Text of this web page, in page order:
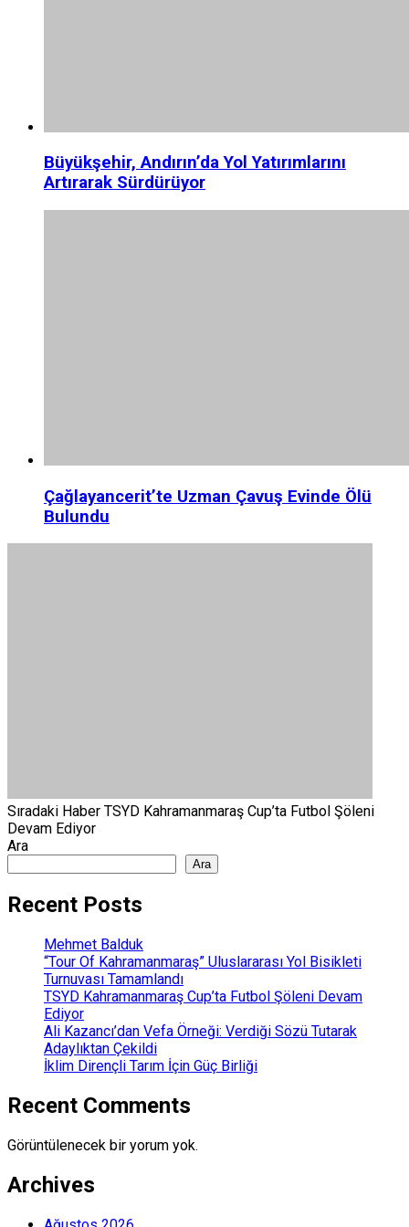
Büyükşehir, Andırın’da Yol Yatırımlarını
Artırarak Sürdürüyor
Çağlayancerit’te Uzman Çavuş Evinde Ölü
Bulundu
Sıradaki Haber TSYD Kahramanmaraş Cup’ta Futbol Şöleni
Devam Ediyor
Ara
Ara
Recent Posts
Mehmet Balduk
“Tour Of Kahramanmaraş” Uluslararası Yol Bisikleti
Turnuvası Tamamlandı
TSYD Kahramanmaraş Cup’ta Futbol Şöleni Devam
Ediyor
Ali Kazancı’dan Vefa Örneği: Verdiği Sözü Tutarak
Adaylıktan Çekildi
İklim Dirençli Tarım İçin Güç Birliği
Recent Comments
Görüntülenecek bir yorum yok.
Archives